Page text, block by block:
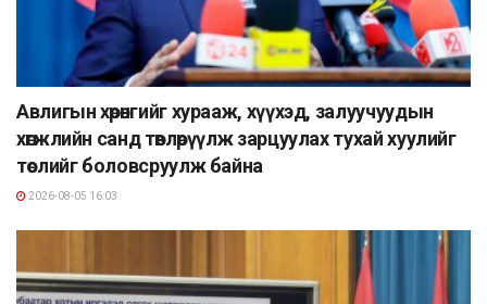
Авлигын хөрөнгийг хурааж, хүүхэд, залуучуудын
хөгжлийн санд төвлөрүүлж зарцуулах тухай хуулийг
төслийг боловсруулж байна
2026-08-05 16:03